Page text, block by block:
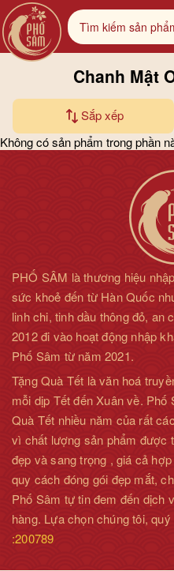
Chanh Mật
Sắp xếp
Không có sản phẩm trong phần
PHỐ SÂM là thương hiệu
sức khoẻ đến từ Hàn Quốc
linh chi, tinh dầu thông đỏ, an
2012 đi vào hoạt động nhập
Phố Sâm từ năm 2021.
Tặng Quà Tết là văn hoá
mỗi dịp Tết đến Xuân về.
Quà Tết nhiều năm của rất
vì chất lượng sản phẩm được
đẹp và sang trọng , giá cả
quy cách đóng gói đẹp mắt,
Phố Sâm tự tin đem đến dịch
hàng. Lựa chọn chúng tôi,
:200789